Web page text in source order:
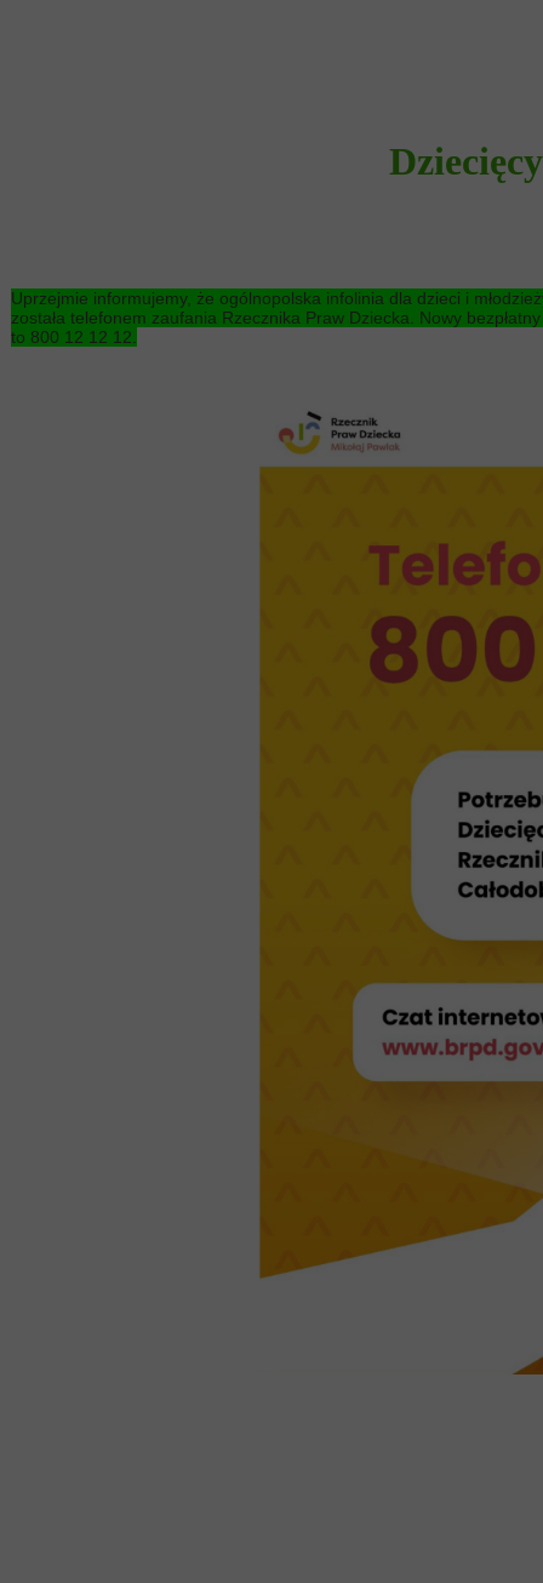
Uprzejmie informujemy, że ogólnopolska infolinia dla dzieci i
została telefonem zaufania Rzecznika Praw Dziecka. Nowy
to 800 12 12 12.